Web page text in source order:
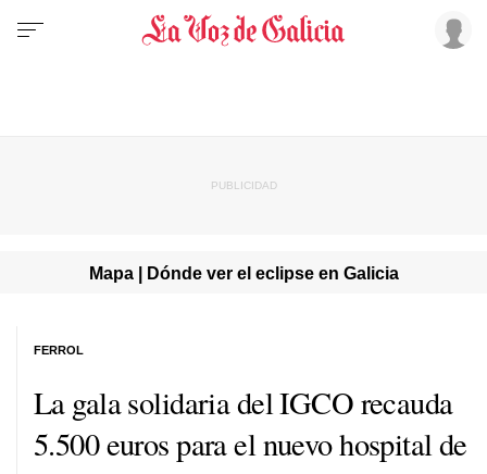
Mapa | Dónde ver el eclipse en Galicia
La gala solidaria del IGCO recauda
5.500 euros para el nuevo hospital de
FERROL